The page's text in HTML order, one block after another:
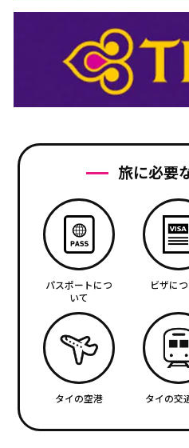
旅に必要
パスポートにつ
いて
ビザに
タイの空港 タイの交